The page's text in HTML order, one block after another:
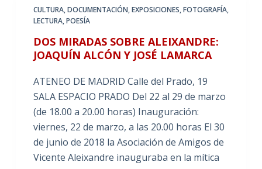
CULTURA,DOCUMENTACIÓN,EXPOSICIONES,FOTOGRAFÍA,
LECTURA,POESÍA
DOS MIRADAS SOBRE ALEIXANDRE:
JOAQUÍN ALCÓN Y JOSÉ LAMARCA
ATENEO DE MADRID Calle del Prado, 19
SALA ESPACIO PRADO Del 22 al 29 de marzo
(de 18.00 a 20.00 horas) Inauguración:
viernes, 22 de marzo, a las 20.00 horas El 30
de junio de 2018 la Asociación de Amigos de
Vicente Aleixandre inauguraba en la mítica